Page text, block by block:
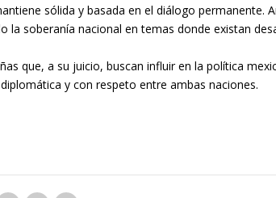
sólida y basada en el diálogo permanente.
soberanía nacional en temas donde existan
que, a su juicio, buscan influir en la política
y con respeto entre ambas naciones.